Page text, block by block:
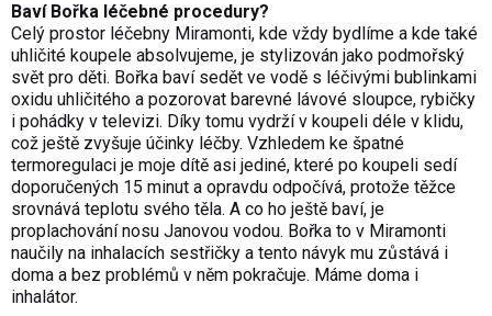
Baví Bořka léčebné procedury?
Celý prostor léčebny Miramonti, kde vždy bydlíme a kde také
uhličité koupele absolvujeme, je stylizován jako podmořský
svět pro děti. Bořka baví sedět ve vodě s léčivými bublinkami
oxidu uhličitého a pozorovat barevné lávové sloupce, rybičky
i pohádky v televizi. Díky tomu vydrží v koupeli déle v klidu,
což ještě zvyšuje účinky léčby. Vzhledem ke špatné
termoregulaci je moje dítě asi jediné, které po koupeli sedí
doporučených 15 minut a opravdu odpočívá, protože těžce
srovnává teplotu svého těla. A co ho ještě baví, je
proplachování nosu Janovou vodou. Bořka to v Miramonti
naučily na inhalacích sestřičky a tento návyk mu zůstává i
doma a bez problémů v něm pokračuje. Máme doma i
inhalátor.